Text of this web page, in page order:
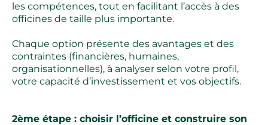
les compétences, tout en facilitant l’accès à des
officines de taille plus importante.
Chaque option présente des avantages et des
contraintes (financières, humaines,
organisationnelles), à analyser selon votre profil,
votre capacité d’investissement et vos objectifs.
2ème étape : choisir l’officine et construire son